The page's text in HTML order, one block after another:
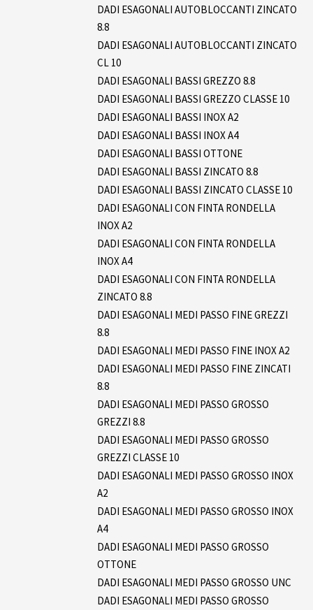
DADI ESAGONALI AUTOBLOCCANTI ZINCATO
8.8
DADI ESAGONALI AUTOBLOCCANTI ZINCATO
CL 10
DADI ESAGONALI BASSI GREZZO 8.8
DADI ESAGONALI BASSI GREZZO CLASSE 10
DADI ESAGONALI BASSI INOX A2
DADI ESAGONALI BASSI INOX A4
DADI ESAGONALI BASSI OTTONE
DADI ESAGONALI BASSI ZINCATO 8.8
DADI ESAGONALI BASSI ZINCATO CLASSE 10
DADI ESAGONALI CON FINTA RONDELLA
INOX A2
DADI ESAGONALI CON FINTA RONDELLA
INOX A4
DADI ESAGONALI CON FINTA RONDELLA
ZINCATO 8.8
DADI ESAGONALI MEDI PASSO FINE GREZZI
8.8
DADI ESAGONALI MEDI PASSO FINE INOX A2
DADI ESAGONALI MEDI PASSO FINE ZINCATI
8.8
DADI ESAGONALI MEDI PASSO GROSSO
GREZZI 8.8
DADI ESAGONALI MEDI PASSO GROSSO
GREZZI CLASSE 10
DADI ESAGONALI MEDI PASSO GROSSO INOX
A2
DADI ESAGONALI MEDI PASSO GROSSO INOX
A4
DADI ESAGONALI MEDI PASSO GROSSO
OTTONE
DADI ESAGONALI MEDI PASSO GROSSO UNC
DADI ESAGONALI MEDI PASSO GROSSO